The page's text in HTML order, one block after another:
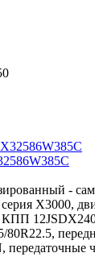
-
X3000,
передаточные